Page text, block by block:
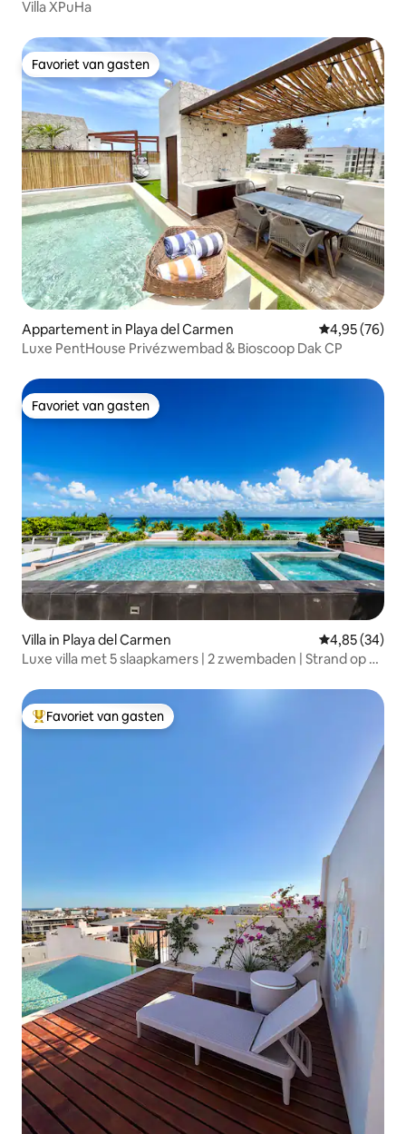
Villa XPuHa
Favoriet van gasten
Favoriet van gasten
Appartement in Playa del Carmen Gemiddelde
4,95 (76)
Luxe PentHouse Privézwembad & Bioscoop Dak CP
Favoriet van gasten
Favoriet van gasten
Villa in Playa del Carmen Gemiddelde
4,85 (34)
Luxe villa met 5 slaapkamers | 2 zwembaden | Strand op 2
Topfavoriet van gasten
Favoriet van gasten